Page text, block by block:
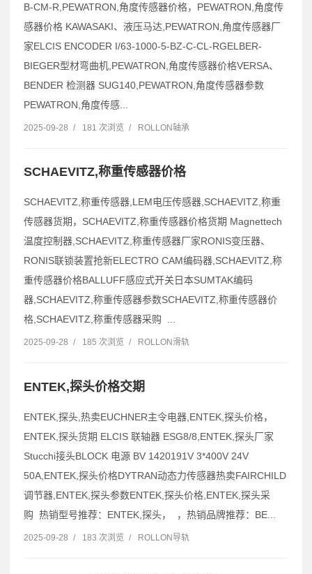
B-CM-R,PEWATRON,角度传感器价格，PEWATRON,角度传
感器价格 KAWASAKI、液压马达,PEWATRON,角度传感器厂
家ELCIS ENCODER I/63-1000-5-BZ-C-CL-RGELBER-
BIEGER型材弯曲机,PEWATRON,角度传感器价格VERSA、
BENDER 检测器 SUG140,PEWATRON,角度传感器参数
PEWATRON,角度传感...
2025-09-28 / 181 次浏览 / ROLLON轴承
SCHAEVITZ,称重传感器价格
SCHAEVITZ,称重传感器,LEM电压传感器,SCHAEVITZ,称重
传感器货期，SCHAEVITZ,称重传感器价格货期 Magnettech
温度控制器,SCHAEVITZ,称重传感器厂家RONIS变压器、
RONIS联锁装置抢新ELECTRO CAM编码器,SCHAEVITZ,称
重传感器价格BALLUFF感应式开关日本SUMTAK编码
器,SCHAEVITZ,称重传感器参数SCHAEVITZ,称重传感器价
格,SCHAEVITZ,称重传感器采购 ...
2025-09-28 / 185 次浏览 / ROLLON滑轨
ENTEK,探头价格交期
ENTEK,探头,热卖EUCHNER主令电器,ENTEK,探头价格，
ENTEK,探头货期 ELCIS 联轴器 ESG8/8,ENTEK,探头厂家
Stucchi接头BLOCK 电源 BV 1420191V 3*400V 24V
50A,ENTEK,探头价格DYTRAN动态力传感器热卖FAIRCHILD
调节器,ENTEK,探头参数ENTEK,探头价格,ENTEK,探头采
购 热销型号推荐：ENTEK,探头， ，热销品牌推荐：BE...
2025-09-28 / 183 次浏览 / ROLLON导轨